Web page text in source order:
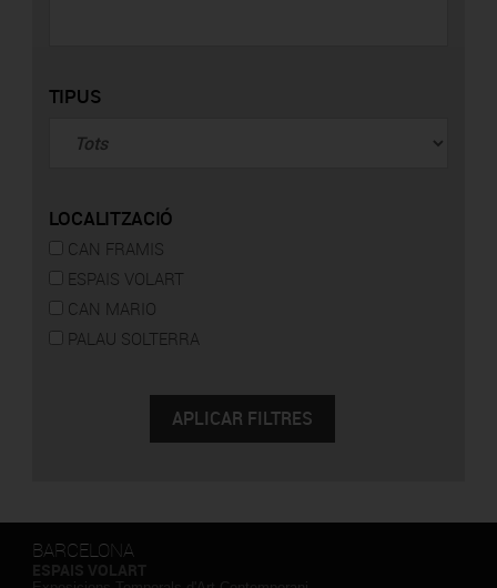
TIPUS
LOCALITZACIÓ
CAN FRAMIS
ESPAIS VOLART
CAN MARIO
PALAU SOLTERRA
BARCELONA